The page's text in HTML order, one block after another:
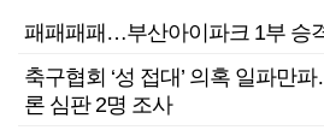
패패패패…부산아이파크 1부 승
축구협회 ‘성 접대’ 의혹 일파만
론 심판 2명 조사